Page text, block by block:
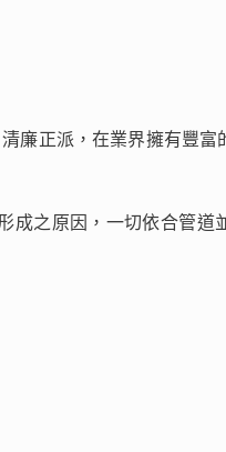
廉正派，在業界擁有豐富
成之原因，一切依合管道